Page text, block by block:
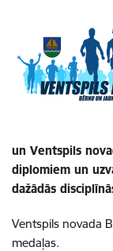
un Ventspils
diplomiem un
dažādās
Ventspils novada
medaļas.